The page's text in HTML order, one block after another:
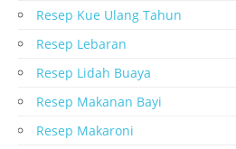
Resep Kue Ulang Tahun
Resep Lebaran
Resep Lidah Buaya
Resep Makanan Bayi
Resep Makaroni